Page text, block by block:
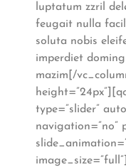
luptatum zzril
feugait nulla
soluta nobis
imperdiet
mazim[/
type=”slider”
navigation=”no”